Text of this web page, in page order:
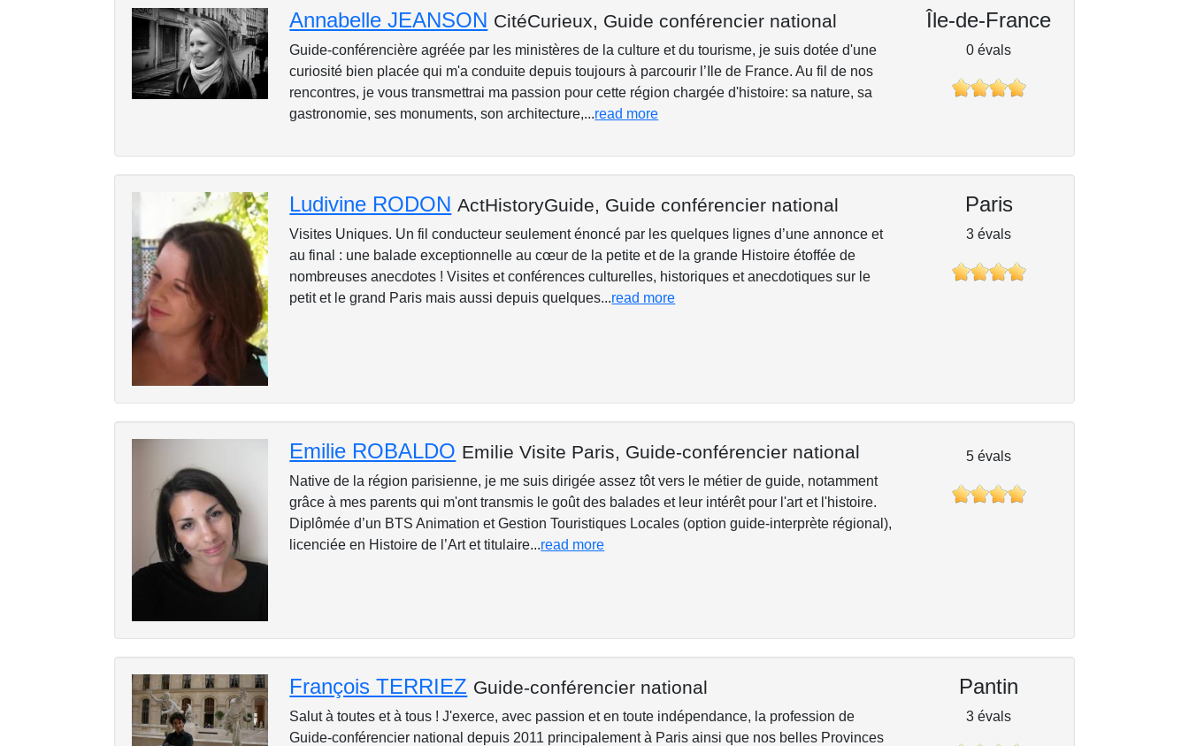
Annabelle JEANSON CitéCurieux, Guide conférencier national
Guide-conférencière agréée par les ministères de la culture et du tourisme, je suis dotée d'une
curiosité bien placée qui m'a conduite depuis toujours à parcourir l’Ile de France. Au fil de nos
rencontres, je vous transmettrai ma passion pour cette région chargée d'histoire: sa nature, sa
gastronomie, ses monuments, son architecture,...read more
Île-de-France
0 évals
Ludivine RODON ActHistoryGuide, Guide conférencier national
Visites Uniques. Un fil conducteur seulement énoncé par les quelques lignes d’une annonce et
au final : une balade exceptionnelle au cœur de la petite et de la grande Histoire étoffée de
nombreuses anecdotes ! Visites et conférences culturelles, historiques et anecdotiques sur le
petit et le grand Paris mais aussi depuis quelques...read more
Paris
3 évals
Emilie ROBALDO Emilie Visite Paris, Guide-conférencier national
Native de la région parisienne, je me suis dirigée assez tôt vers le métier de guide, notamment
grâce à mes parents qui m'ont transmis le goût des balades et leur intérêt pour l'art et l'histoire.
Diplômée d’un BTS Animation et Gestion Touristiques Locales (option guide-interprète régional),
licenciée en Histoire de l’Art et titulaire...read more
5 évals
François TERRIEZ Guide-conférencier national
Salut à toutes et à tous ! J'exerce, avec passion et en toute indépendance, la profession de
Guide-conférencier national depuis 2011 principalement à Paris ainsi que nos belles Provinces
Pantin
3 évals